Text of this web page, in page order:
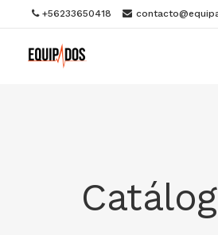
+56233650418